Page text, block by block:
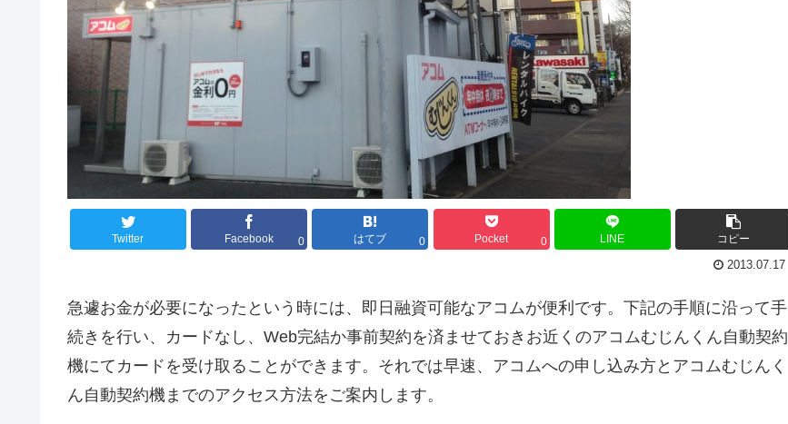
Twitter Facebook 0 はてブ 0 Pocket 0 LINE コピー
2013.07.17
急遽お金が必要になったという時には、即日融資可能なアコムが便利です。下記の手順に沿って手
続きを行い、カードなし、Web完結か事前契約を済ませておきお近くのアコムむじんくん自動契約
機にてカードを受け取ることができます。それでは早速、アコムへの申し込み方とアコムむじんく
ん自動契約機までのアクセス方法をご案内します。